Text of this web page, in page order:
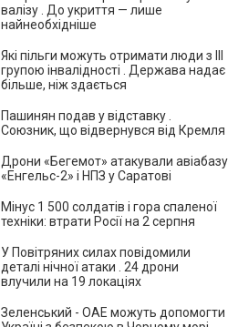
валізу . До укриття — лише
найнеобхідніше
Які пільги можуть отримати люди з III
групою інвалідності . Держава надає
більше, ніж здається
Пашинян подав у відставку .
Союзник, що відвернувся від Кремля
Дрони «Бегемот» атакували авіабазу
«Енгельс-2» і НПЗ у Саратові
Мінус 1 500 солдатів і гора спаленої
техніки: втрати Росії на 2 серпня
У Повітряних силах повідомили
деталі нічної атаки . 24 дрони
влучили на 19 локаціях
Зеленський - ОАЕ можуть допомогти